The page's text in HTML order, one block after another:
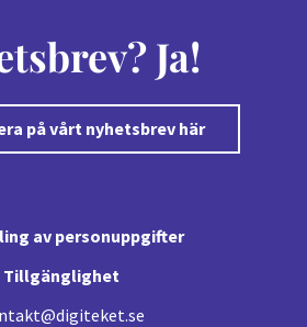
av personuppgifter
Tillgänglighet
Ja!
på vårt nyhetsbrev här